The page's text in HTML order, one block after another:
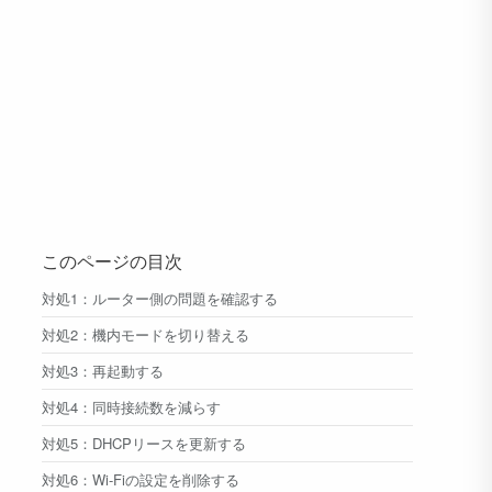
このページの目次
対処1：ルーター側の問題を確認する
対処2：機内モードを切り替える
対処3：再起動する
対処4：同時接続数を減らす
対処5：DHCPリースを更新する
対処6：Wi-Fiの設定を削除する